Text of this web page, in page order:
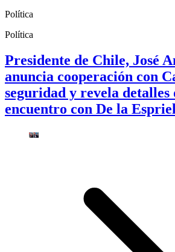
Política
Política
Presidente de Chile, José
anuncia cooperación con
seguridad y revela detalles
encuentro con De la